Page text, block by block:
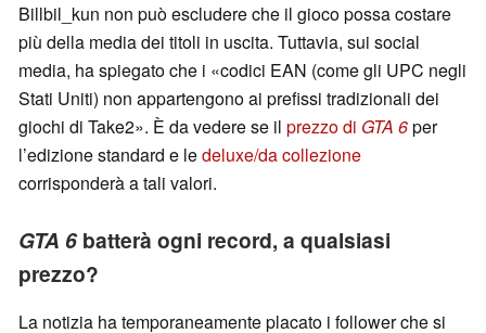
Billbil_kun non può escludere che il gioco possa costare
più della media dei titoli in uscita. Tuttavia, sui social
media, ha spiegato che i «codici EAN (come gli UPC negli
Stati Uniti) non appartengono ai prefissi tradizionali dei
giochi di Take2». È da vedere se il prezzo di GTA 6per
l’edizione standard e ledeluxe/da collezione
corrisponderà a tali valori.
GTA 6batterà ogni record, a qualsiasi
prezzo?
La notizia ha temporaneamente placato i follower che si